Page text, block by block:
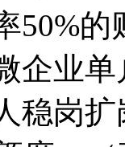
50%
企业
稳岗